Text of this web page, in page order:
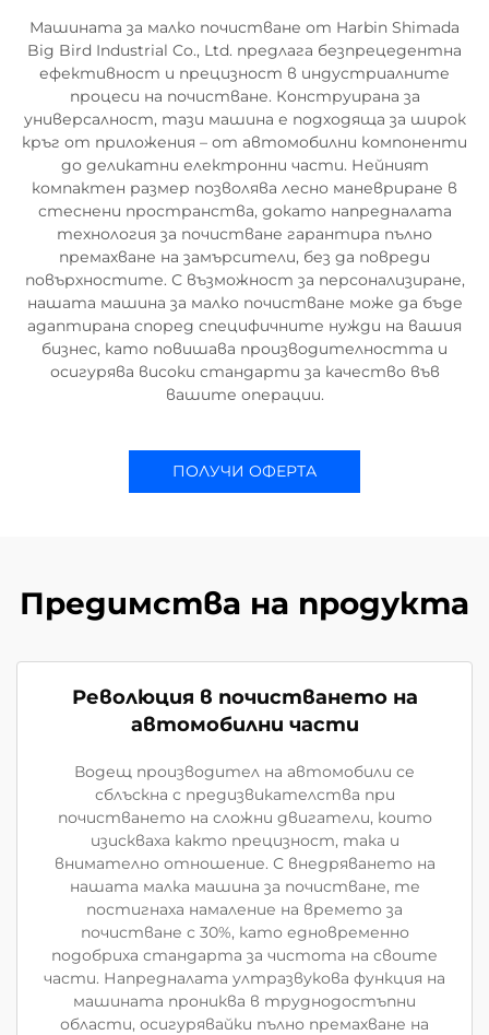
Машината за малко почистване от Harbin Shimada
Big Bird Industrial Co., Ltd. предлага безпрецедентна
ефективност и прецизност в индустриалните
процеси на почистване. Конструирана за
универсалност, тази машина е подходяща за широк
кръг от приложения – от автомобилни компоненти
до деликатни електронни части. Нейният
компактен размер позволява лесно маневриране в
стеснени пространства, докато напредналата
технология за почистване гарантира пълно
премахване на замърсители, без да повреди
повърхностите. С възможност за персонализиране,
нашата машина за малко почистване може да бъде
адаптирана според специфичните нужди на вашия
бизнес, като повишава производителността и
осигурява високи стандарти за качество във
вашите операции.
ПОЛУЧИ ОФЕРТА
Предимства на продукта
Революция в почистването на
автомобилни части
Водещ производител на автомобили се
сблъскна с предизвикателства при
почистването на сложни двигатели, които
изискваха както прецизност, така и
внимателно отношение. С внедряването на
нашата малка машина за почистване, те
постигнаха намаление на времето за
почистване с 30%, като едновременно
подобриха стандарта за чистота на своите
части. Напредналата ултразвукова функция на
машината прониква в труднодостъпни
области, осигурявайки пълно премахване на